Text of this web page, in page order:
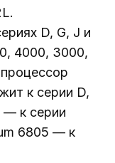
D, G, J и
4000, 3000,
к серии D,
— к серии
6805 — к